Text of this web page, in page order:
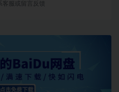
客服或留言反馈